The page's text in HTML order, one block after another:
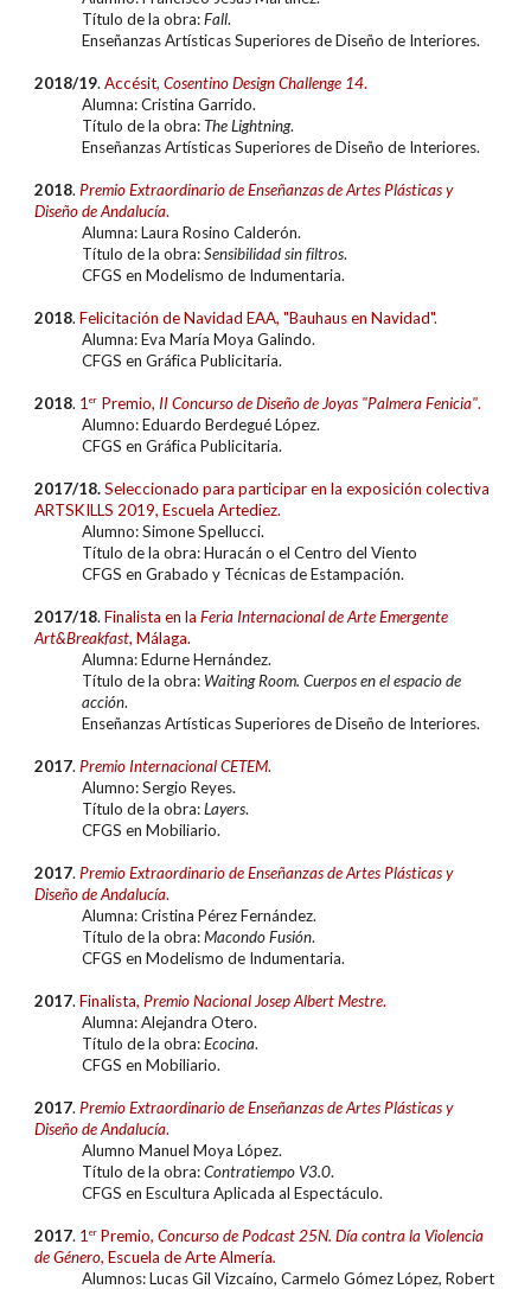
Título de la obra:Fall.
Enseñanzas Artísticas Superiores de Diseño de Interiores.
2018/19.Accésit,Cosentino Design Challenge 14.
Alumna: Cristina Garrido.
Título de la obra:The Lightning.
Enseñanzas Artísticas Superiores de Diseño de Interiores.
2018. Premio Extraordinario de Enseñanzas de Artes Plásticas y
Diseño de Andalucía.
Alumna: Laura Rosino Calderón.
Título de la obra:Sensibilidad sin filtros.
CFGS en Modelismo de Indumentaria.
2018.Felicitación de Navidad EAA, "Bauhaus en Navidad".
Alumna: Eva María Moya Galindo.
CFGS en Gráfica Publicitaria.
2018. 1erPremio, II Concurso de Diseño de Joyas "Palmera Fenicia".
Alumno: Eduardo Berdegué López.
CFGS en Gráfica Publicitaria.
2017/18.Seleccionado para participar en la exposición colectiva
ARTSKILLS 2019, Escuela Artediez.
Alumno: Simone Spellucci.
Título de la obra: Huracán o el Centro del Viento
CFGS en Grabado y Técnicas de Estampación.
2017/18.Finalista en laFeria Internacional de Arte Emergente
Art&Breakfast, Málaga.
Alumna: Edurne Hernández.
Título de la obra: Waiting Room. Cuerpos en el espacio de
acción.
Enseñanzas Artísticas Superiores de Diseño de Interiores.
2017. Premio Internacional CETEM.
Alumno: Sergio Reyes.
Título de la obra:Layers.
CFGS en Mobiliario.
2017. Premio Extraordinario de Enseñanzas de Artes Plásticas y
Diseño de Andalucía.
Alumna: Cristina Pérez Fernández.
Título de la obra:Macondo Fusión.
CFGS en Modelismo de Indumentaria.
2017.Finalista, Premio Nacional Josep Albert Mestre.
Alumna: Alejandra Otero.
Título de la obra:Ecocina.
CFGS en Mobiliario.
2017. Premio Extraordinariode Enseñanzas de Artes Plásticas y
Diseño de Andalucía.
Alumno Manuel Moya López.
Título de la obra:Contratiempo V3.0.
CFGS enEscultura Aplicada al Espectáculo.
2017. 1er Premio, Concurso de Podcast 25N. Día contra la Violencia
de Género,Escuela de Arte Almería.
Alumnos: Lucas Gil Vizcaíno, Carmelo Gómez López, Robert